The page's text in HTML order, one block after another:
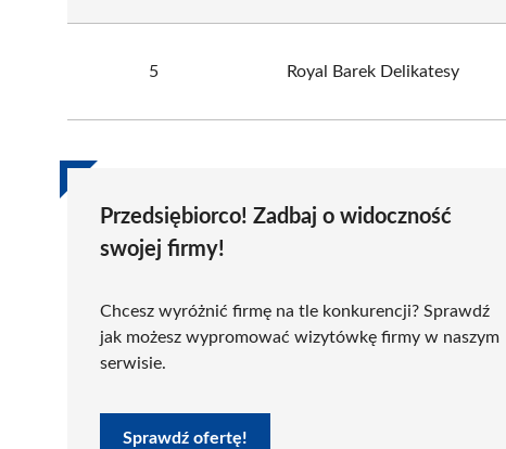
5 Royal Barek Delikatesy
Przedsiębiorco! Zadbaj o widoczność
swojej firmy!
Chcesz wyróżnić firmę na tle konkurencji? Sprawdź
jak możesz wypromować wizytówkę firmy w naszym
serwisie.
Sprawdź ofertę!